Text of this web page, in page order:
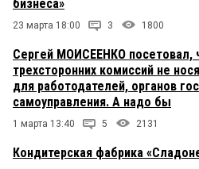
бизнеса»
23 марта 18:00 3 1800
Сергей МОИСЕЕНКО посетовал,
трехсторонних комиссий не
для работодателей, органов
самоуправления. А надо бы
1 марта 13:40 5 2131
Кондитерская фабрика